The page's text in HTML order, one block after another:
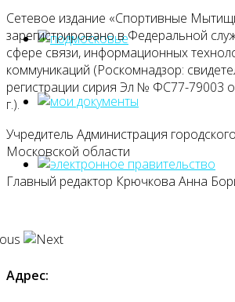
Сетевое издание «Спортивные
зарегистрировано в Федеральной
сфере связи, информационных
коммуникаций (Роскомнадзор:
регистрации сирия Эл № ФС77-79003
г.).
Учредитель Администрация
Московской области
Главный редактор Крючкова Анна
Адрес: